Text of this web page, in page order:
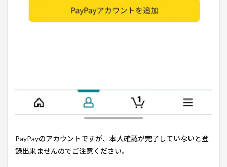
PayPayのアカウントですが、本人確認が完了していないと登
録出来ませんのでご注意ください。